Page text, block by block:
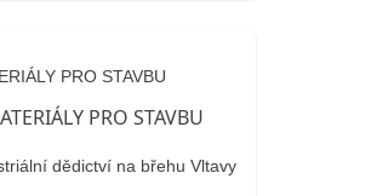
PRO STAVBU
dědictví na břehu Vltavy